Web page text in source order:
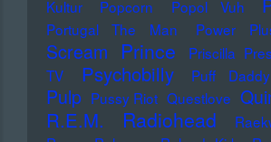
Kultur
Popcorn Popol Vuh
Portugal The Man Power
Scream
Prince Priscilla
TV
Psychobilly Puff Daddy
Pulp Pussy Riot Questlove
R.E.M. Radiohead